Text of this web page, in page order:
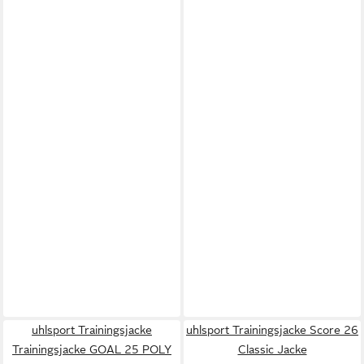
uhlsport Trainingsjacke
Trainingsjacke GOAL 25 POLY
uhlsport Trainingsjacke Score 26
Classic Jacke